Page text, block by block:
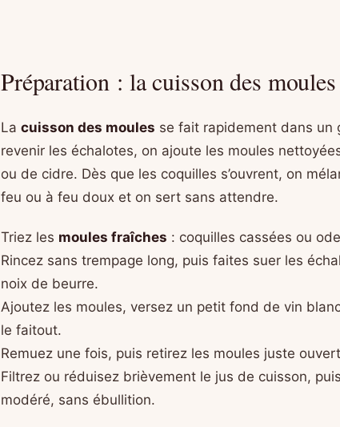
Préparation : la cuisson des
La cuisson des moules se fait rapidement dans un
revenir les échalotes, on ajoute les moules
ou de cidre. Dès que les coquilles s’ouvrent, on
feu ou à feu doux et on sert sans attendre.
Triez les moules fraîches : coquilles cassées ou
Rincez sans trempage long, puis faites suer les
noix de beurre.
Ajoutez les moules, versez un petit fond de vin
le faitout.
Remuez une fois, puis retirez les moules juste
Filtrez ou réduisez brièvement le jus de cuisson,
modéré, sans ébullition.